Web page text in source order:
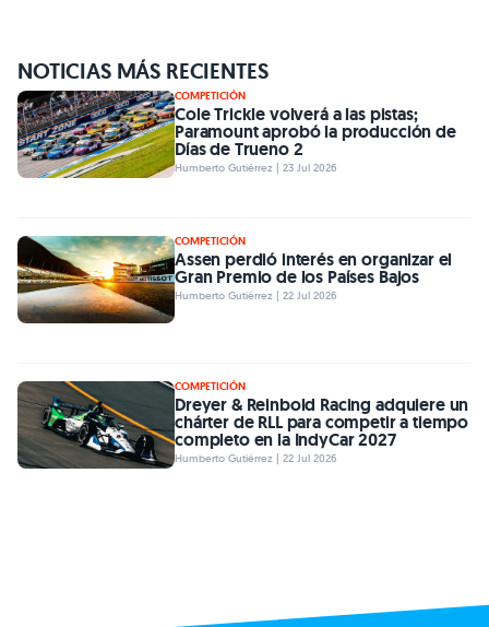
NOTICIAS MÁS RECIENTES
COMPETICIÓN
Cole Trickle volverá a las pistas;
Paramount aprobó la producción de
Días de Trueno 2
Humberto Gutiérrez | 23 Jul 2026
COMPETICIÓN
Assen perdió interés en organizar el
Gran Premio de los Países Bajos
Humberto Gutiérrez | 22 Jul 2026
COMPETICIÓN
Dreyer & Reinbold Racing adquiere un
chárter de RLL para competir a tiempo
completo en la IndyCar 2027
Humberto Gutiérrez | 22 Jul 2026